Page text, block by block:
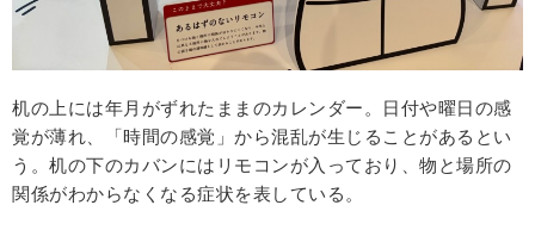
机の上には年月がずれたままのカレンダー。日付や曜日の感
覚が薄れ、「時間の感覚」から混乱が生じることがあるとい
う。机の下のカバンにはリモコンが入っており、物と場所の
関係がわからなくなる症状を表している。